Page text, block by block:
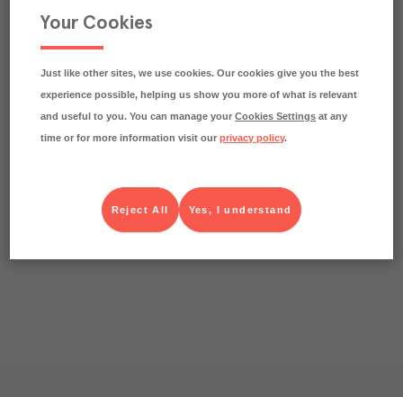
Your Cookies
Just like other sites, we use cookies. Our cookies give you the best
experience possible, helping us show you more of what is relevant
and useful to you. You can manage yourCookies Settings at any
time or for more information visit ourprivacy policy.
Yes, I understand
Reject All